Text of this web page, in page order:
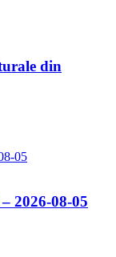
din
2026-08-05